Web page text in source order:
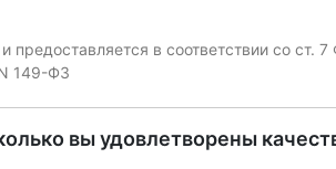
в соответствии со
149-ФЗ
вы удовлетворены